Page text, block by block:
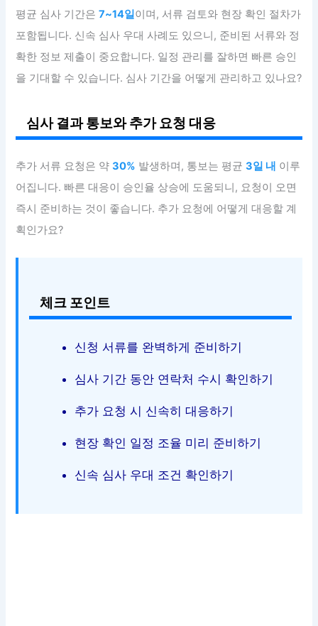
평균 심사 기간은7~14일이며, 서류 검토와 현장 확인 절차가
포함됩니다. 신속 심사 우대 사례도 있으니, 준비된 서류와 정
확한 정보 제출이 중요합니다. 일정 관리를 잘하면 빠른 승인
을 기대할 수 있습니다. 심사 기간을 어떻게 관리하고 있나요?
심사 결과 통보와 추가 요청 대응
추가 서류 요청은 약30% 발생하며, 통보는 평균3일 내 이루
어집니다. 빠른 대응이 승인율 상승에 도움되니, 요청이 오면
즉시 준비하는 것이 좋습니다. 추가 요청에 어떻게 대응할 계
획인가요?
체크 포인트
신청 서류를 완벽하게 준비하기
심사 기간 동안 연락처 수시 확인하기
추가 요청 시 신속히 대응하기
현장 확인 일정 조율 미리 준비하기
신속 심사 우대 조건 확인하기